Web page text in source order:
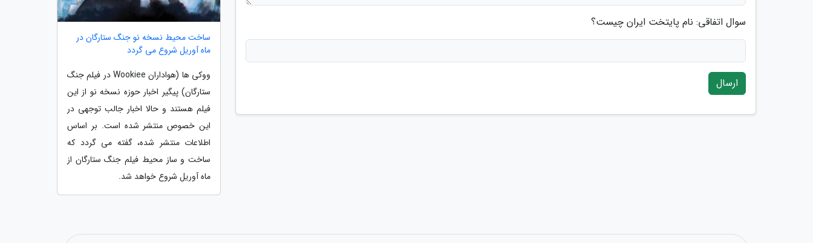
سوال اتفاقی: نام پایتخت ایران چیست؟
ارسال
ساخت محیط نسخه نو جنگ ستارگان در
ماه آوریل شروع می گردد
ووکی ها (هواداران Wookiee در فیلم جنگ
ستارگان) پیگیر اخبار حوزه نسخه نو از این
فیلم هستند و حالا اخبار جالب توجهی در
این خصوص منتشر شده است. بر اساس
اطلاعات منتشر شده، گفته می گردد که
ساخت و ساز محیط فیلم جنگ ستارگان از
ماه آوریل شروع خواهد شد.